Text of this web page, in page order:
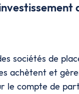
sociétés de
achètent et
le compte de